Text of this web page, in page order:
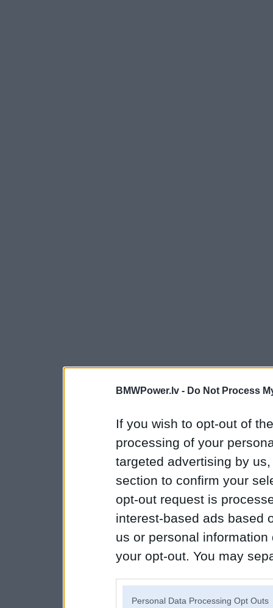
BMWPower.lv - Do Not Process
If you wish to opt-out of
processing of your
targeted advertising by
section to confirm your
opt-out request is
interest-based ads based
us or personal
your opt-out. You may
Personal Data Processing Opt Outs